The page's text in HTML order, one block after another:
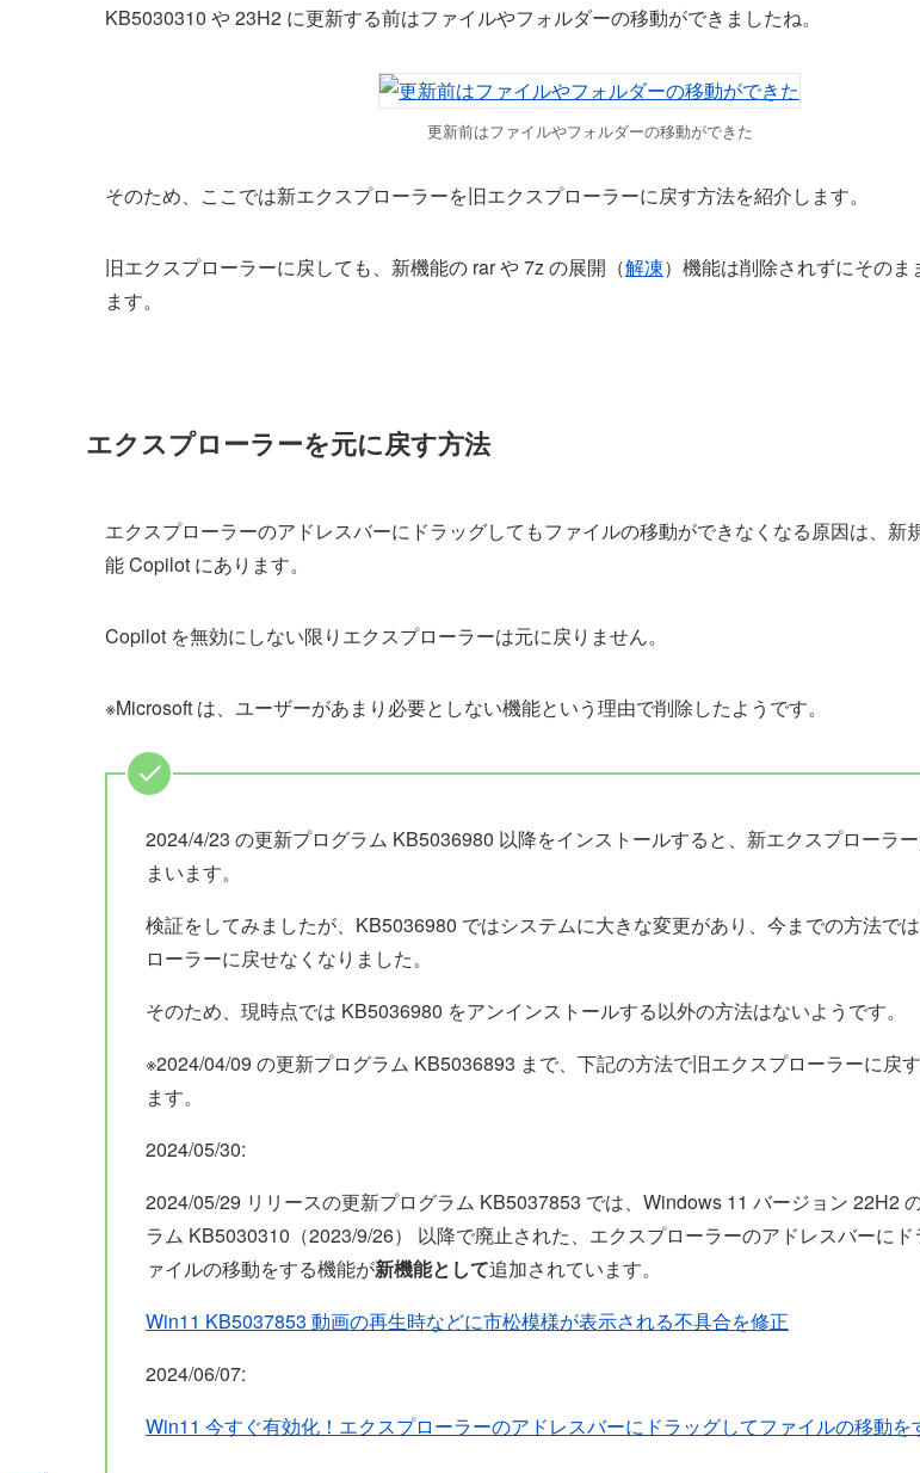
KB5030310 や 23H2 に更新する前はファイルやフォルダーの移動ができましたね。
更新前はファイルやフォルダーの移動ができた
そのため、ここでは新エクスプローラーを旧エクスプローラーに戻す方法を紹介します。
旧エクスプローラーに戻しても、新機能の rar や 7z の展開（解凍）機能は削除されずにそのま
ます。
エクスプローラーを元に戻す方法
エクスプローラーのアドレスバーにドラッグしてもファイルの移動ができなくなる原因は、新
能 Copilot にあります。
Copilot を無効にしない限りエクスプローラーは元に戻りません。
※Microsoft は、ユーザーがあまり必要としない機能という理由で削除したようです。
2024/4/23 の更新プログラム KB5036980 以降をインストールすると、新エクスプローラ
まいます。
検証をしてみましたが、KB5036980 ではシステムに大きな変更があり、今までの方法で
ローラーに戻せなくなりました。
そのため、現時点では KB5036980 をアンインストールする以外の方法はないようです。
※2024/04/09 の更新プログラム KB5036893 まで、下記の方法で旧エクスプローラーに戻
ます。
2024/05/30:
2024/05/29 リリースの更新プログラム KB5037853 では、Windows 11 バージョン 22H2
ラム KB5030310（2023/9/26） 以降で廃止された、エクスプローラーのアドレスバーにド
ァイルの移動をする機能が新機能として追加されています。
Win11 KB5037853 動画の再生時などに市松模様が表示される不具合を修正
2024/06/07:
Win11 今すぐ有効化！エクスプローラーのアドレスバーにドラッグしてファイルの移動を